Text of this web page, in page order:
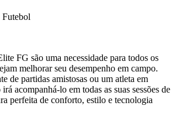
Futebol
FG são uma necessidade para todos os
melhorar seu desempenho em campo.
de partidas amistosas ou um atleta em
acompanhá-lo em todas as suas sessões de
perfeita de conforto, estilo e tecnologia